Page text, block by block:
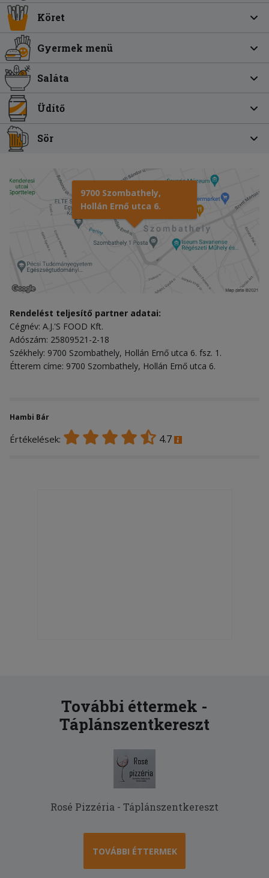
Köret
Gyermek menü
Saláta
Üdítő
Sör
9700 Szombathely,
Hollán Ernő utca 6.
Rendelést teljesítő partner adatai:
Cégnév: A.J.'S FOOD Kft.
Adószám: 25809521-2-18
Székhely: 9700 Szombathely, Hollán Ernő utca 6. fsz. 1.
Étterem címe: 9700 Szombathely, Hollán Ernő utca 6.
Hambi Bár
Értékelések: 4.7
További éttermek -
Táplánszentkereszt
Rosé Pizzéria - Táplánszentkereszt
TOVÁBBI ÉTTERMEK